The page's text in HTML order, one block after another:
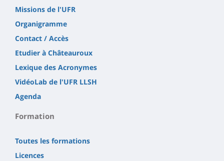
Missions de l'UFR
Organigramme
Contact / Accès
Etudier à Châteauroux
Lexique des Acronymes
VidéoLab de l'UFR LLSH
Agenda
Formation
Toutes les formations
Licences